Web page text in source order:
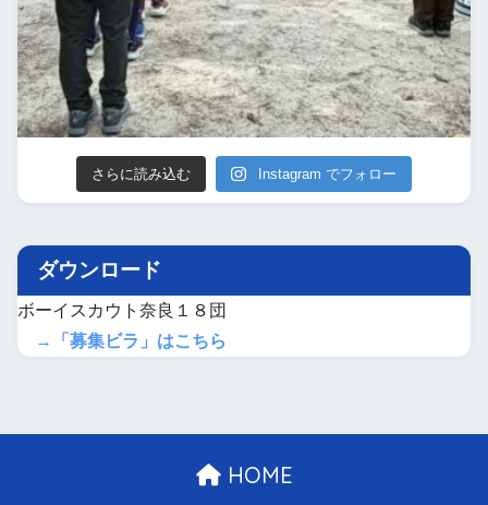
さらに読み込む Instagram でフォロー
ダウンロード
ボーイスカウト奈良１８団
→「募集ビラ」はこちら
HOME